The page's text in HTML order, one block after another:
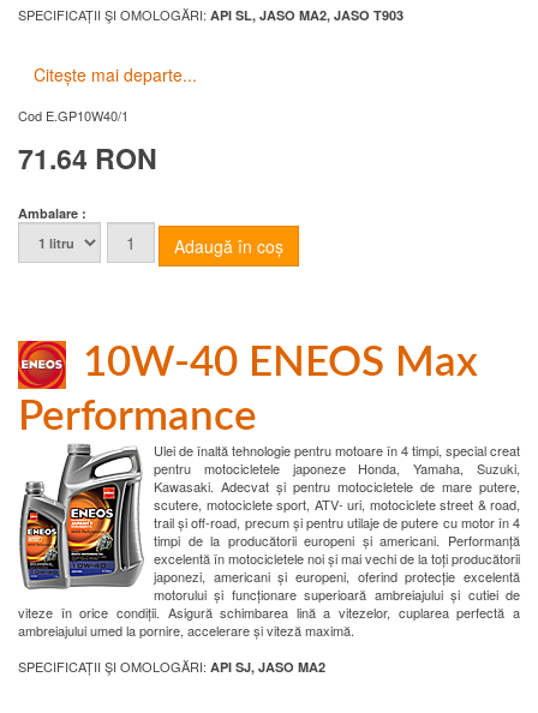
SPECIFICAȚII ŞI OMOLOGĂRI: API SL, JASO MA2, JASO T903
Citește mai departe...
Cod E.GP10W40/1
71.64 RON
Ambalare :
10W-40 ENEOS Max
Performance
Ulei de înaltă tehnologie pentru motoare în 4 timpi, special creat
pentru motocicletele japoneze Honda, Yamaha, Suzuki,
Kawasaki. Adecvat și pentru motocicletele de mare putere,
scutere, motociclete sport, ATV- uri, motociclete street & road,
trail și off-road, precum și pentru utilaje de putere cu motor în 4
timpi de la producătorii europeni și americani. Performanță
excelentă în motocicletele noi și mai vechi de la toți producătorii
japonezi, americani și europeni, oferind protecție excelentă
motorului și funcționare superioară ambreiajului și cutiei de
viteze în orice condiții. Asigură schimbarea lină a vitezelor, cuplarea perfectă a
ambreiajului umed la pornire, accelerare și viteză maximă.
SPECIFICAȚII ŞI OMOLOGĂRI: API SJ, JASO MA2